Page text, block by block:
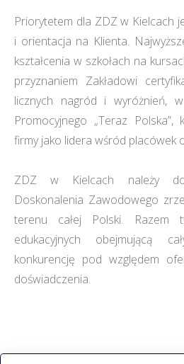
Priorytetem dla ZDZ w Kielcach
i orientacja na Klienta.
kształcenia w szkołach na
przyznaniem Zakładowi
licznych nagród i wyróżnień,
Promocyjnego „Teraz Polska”,
firmy jako lidera wśród placówek
ZDZ w Kielcach należy do
Doskonalenia Zawodowego
terenu całej Polski. Razem
edukacyjnych obejmującą
konkurencję pod względem
doświadczenia.